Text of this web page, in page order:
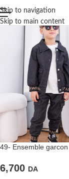
Skip to navigation
Skip to main content
49- Ensemble
6,700 DA